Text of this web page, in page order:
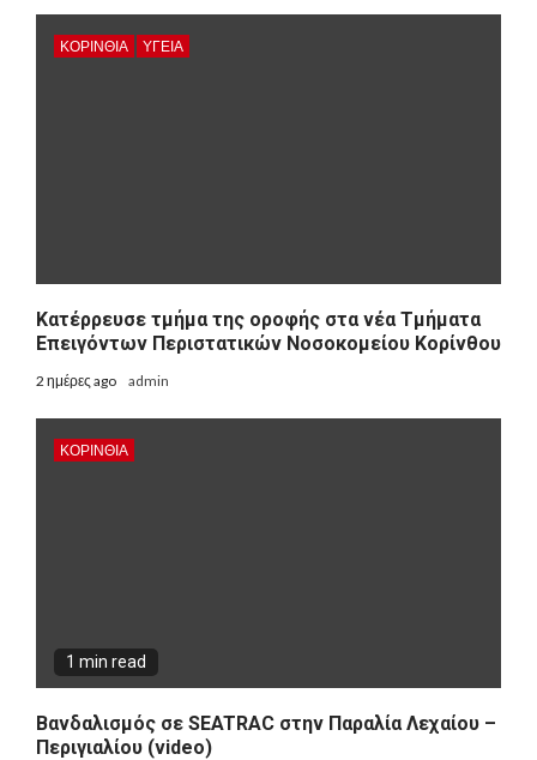
ΚΟΡΙΝΘΊΑ ΥΓΕΙΑ
Kατέρρευσε τμήμα της οροφής στα νέα Τμήματα
Επειγόντων Περιστατικών Νοσοκομείου Κορίνθου
2 ημέρες ago admin
ΚΟΡΙΝΘΊΑ
1 min read
Βανδαλισμός σε SEATRAC στην Παραλία Λεχαίου –
Περιγιαλίου (video)